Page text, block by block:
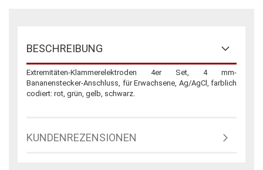
BESCHREIBUNG
Extremitäten-Klammerelektroden 4er Set, 4 mm-
Bananenstecker-Anschluss, für Erwachsene, Ag/AgCl, farblich
codiert: rot, grün, gelb, schwarz.
KUNDENREZENSIONEN